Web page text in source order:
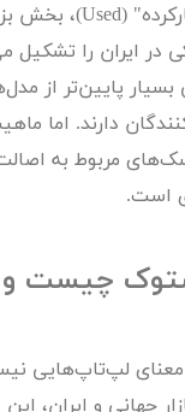
(
Used)، بخش
در ایران را تشکیل
پایین‌تر از
دارند. اما
مربوط به
است.
چیست و
لپ‌تاپ‌هایی
جهانی و ایران،